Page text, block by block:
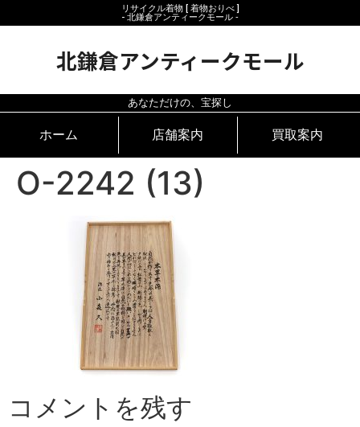
リサイクル着物 [ 着物おりべ ]
- 北鎌倉アンティークモール ‐
北鎌倉アンティークモール
あなただけの、宝探し
ホーム 店舗案内 買取案内
O-2242 (13)
コメントを残す